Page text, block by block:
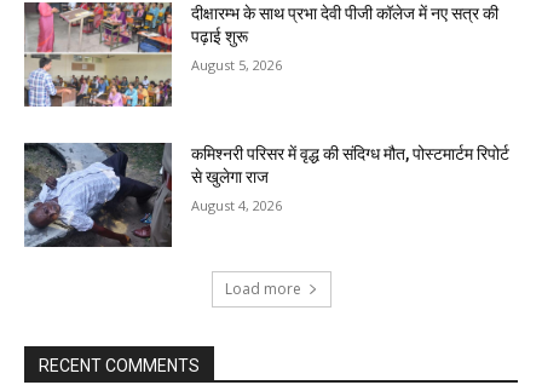
दीक्षारम्भ के साथ प्रभा देवी पीजी कॉलेज में नए सत्र की
पढ़ाई शुरू
August 5, 2026
कमिश्नरी परिसर में वृद्ध की संदिग्ध मौत, पोस्टमार्टम रिपोर्ट
से खुलेगा राज
August 4, 2026
Load more
RECENT COMMENTS